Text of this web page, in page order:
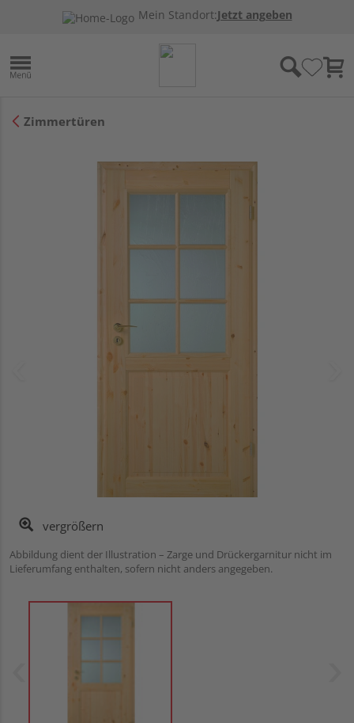
Mein Standort:Jetzt angeben
Zimmertüren
vergrößern
Abbildung dient der Illustration – Zarge und Drückergarnitur nicht im
Lieferumfang enthalten, sofern nicht anders angegeben.